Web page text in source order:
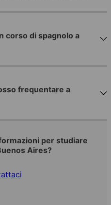
corso di spagnolo a
frequentare a
per studiare
Aires?